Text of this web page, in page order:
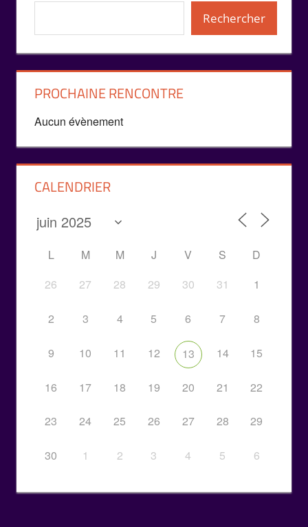
Rechercher
PROCHAINE RENCONTRE
Aucun évènement
CALENDRIER
L M M J V S
D
26
27 28 29 30 31 1
2 3 4 5 6 7 8
9 10 11 12 13 14 15
16 17 18 19 20 21 22
23 24 25 26 27 28 29
30 1 2 3 4 5 6